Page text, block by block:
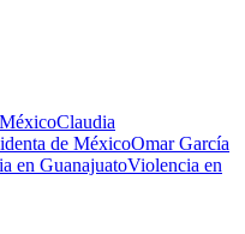
Claudia
de MéxicoOmar García
en GuanajuatoViolencia en